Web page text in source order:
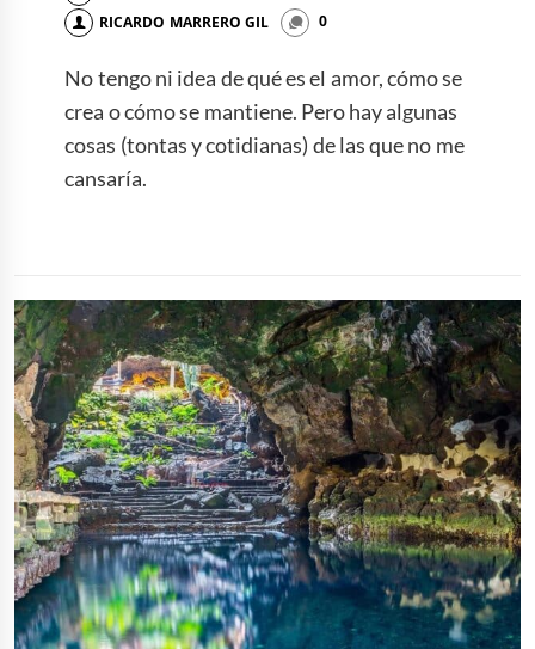
RICARDO MARRERO GIL
0
No tengo ni idea de qué es el amor, cómo se
crea o cómo se mantiene. Pero hay algunas
cosas (tontas y cotidianas) de las que no me
cansaría.